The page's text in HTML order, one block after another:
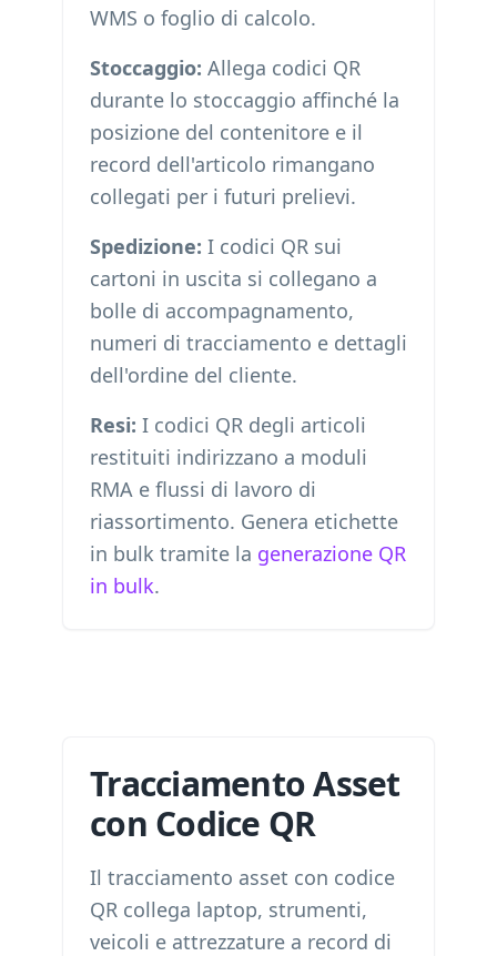
WMS o foglio di calcolo.
Stoccaggio: Allega codici QR
durante lo stoccaggio affinché la
posizione del contenitore e il
record dell'articolo rimangano
collegati per i futuri prelievi.
Spedizione: I codici QR sui
cartoni in uscita si collegano a
bolle di accompagnamento,
numeri di tracciamento e dettagli
dell'ordine del cliente.
Resi: I codici QR degli articoli
restituiti indirizzano a moduli
RMA e flussi di lavoro di
riassortimento. Genera etichette
in bulk tramite la generazione QR
in bulk.
Tracciamento Asset
con Codice QR
Il tracciamento asset con codice
QR collega laptop, strumenti,
veicoli e attrezzature a record di